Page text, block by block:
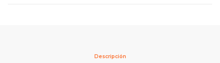
Descripción